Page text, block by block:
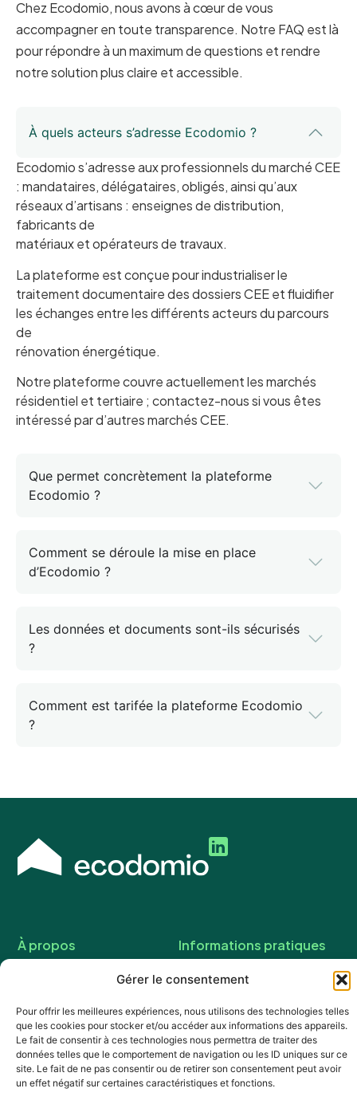
Gérer le consentement
Pour offrir les meilleures expériences, nous utilisons des technologies telles
que les cookies pour stocker et/ou accéder aux informations des appareils.
Le fait de consentir à ces technologies nous permettra de traiter des
données telles que le comportement de navigation ou les ID uniques sur ce
site. Le fait de ne pas consentir ou de retirer son consentement peut avoir
un effet négatif sur certaines caractéristiques et fonctions.
Chez Ecodomio, nous avons à cœur de vous
accompagner en toute transparence. Notre FAQ est là
pour répondre à un maximum de questions et rendre
notre solution plus claire et accessible.
À quels acteurs s’adresse Ecodomio ?
Ecodomio s’adresse aux professionnels du marché CEE
: mandataires, délégataires, obligés, ainsi qu’aux
réseaux d’artisans : enseignes de distribution,
fabricants de
matériaux et opérateurs de travaux.
La plateforme est conçue pour industrialiser le
traitement documentaire des dossiers CEE et fluidifier
les échanges entre les différents acteurs du parcours
de
rénovation énergétique.
Notre plateforme couvre actuellement les marchés
résidentiel et tertiaire ; contactez-nous si vous êtes
intéressé par d’autres marchés CEE.
Que permet concrètement la plateforme
Ecodomio ?
Comment se déroule la mise en place
d’Ecodomio ?
Les données et documents sont-ils sécurisés
?
Comment est tarifée la plateforme Ecodomio
?
À propos
Informations pratiques
Politique de confidentialité
Design by